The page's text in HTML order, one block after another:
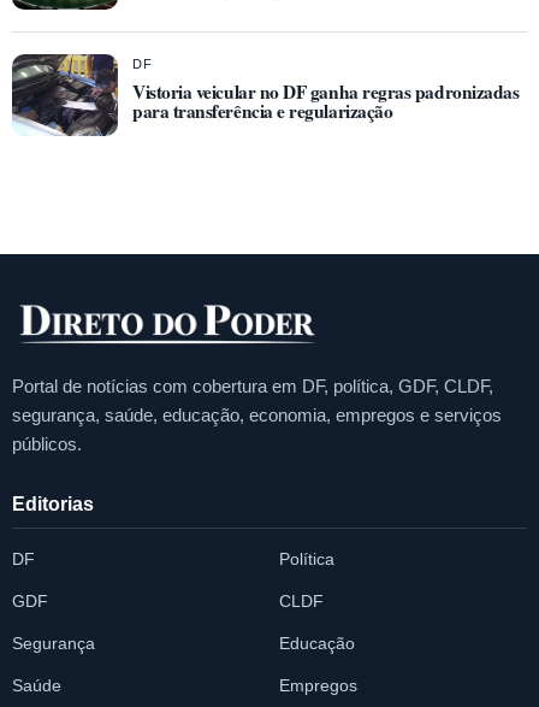
DF
Vistoria veicular no DF ganha regras padronizadas
para transferência e regularização
Portal de notícias com cobertura em DF, política, GDF, CLDF,
segurança, saúde, educação, economia, empregos e serviços
públicos.
Editorias
DF Política
GDF CLDF
Segurança Educação
Saúde Empregos